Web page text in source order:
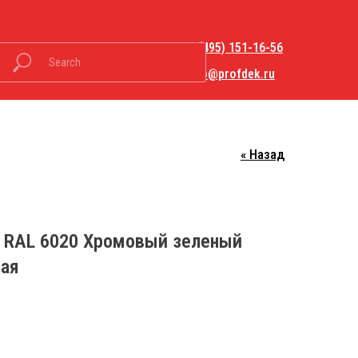
+7 (495) 151-16-56
hello@profdek.ru
« Назад
6020 Хромовый зеленый